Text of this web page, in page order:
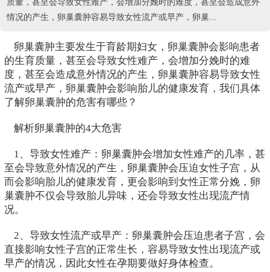
质量，甚至会导致女性难产，会增加分娩时的难度，甚至会造成意外
情况的产生，卵巢囊肿容易导致女性流产或早产，卵巢...
卵巢囊肿主要发生于育龄期妇女，卵巢囊肿会影响患者
的生育质量，甚至会导致女性难产，会增加分娩时的难
度，甚至会造成意外情况的产生，卵巢囊肿容易导致女性
流产或早产，卵巢囊肿会影响胎儿的健康发育，我们具体
了解卵巢囊肿的危害有哪些？
解析卵巢囊肿的4大危害
1、导致女性难产：卵巢囊肿会增加女性难产的几率，甚
至会导致意外情况的产生，卵巢囊肿会压迫女性子宫，从
而会影响胎儿的健康发育，更会影响到女性正常分娩，卵
巢囊肿不仅会导致胎儿异味，还会导致女性出现流产情
况。
2、导致女性流产或早产：卵巢囊肿会压迫患者子宫，会
直接影响女性子宫的正常生长，容易导致女性出现流产或
早产的情况，因此女性在孕期要做好身体检查。